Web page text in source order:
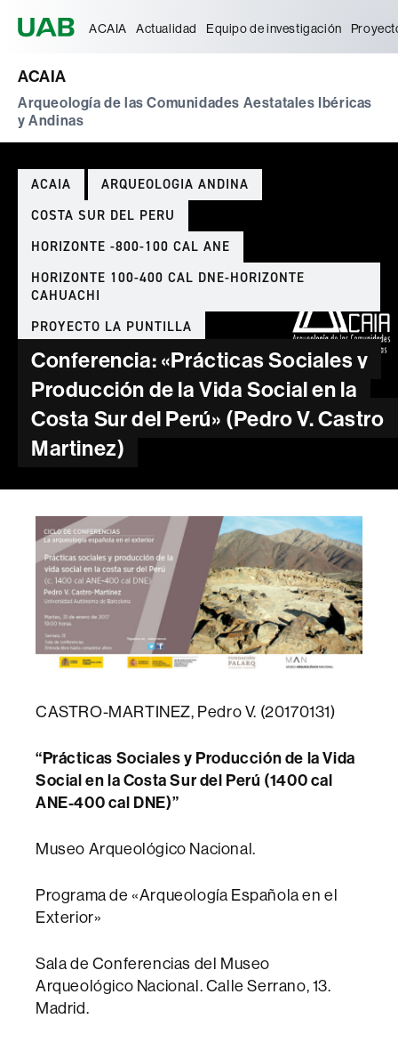
ACAIA Actualidad Equipo de investigación
ACAIA
Arqueología de las Comunidades Aestatales Ibéricas
y Andinas
Categorías
ACAIA
ARQUEOLOGIA ANDINA
COSTA SUR DEL PERU
HORIZONTE -800-100 CAL ANE
HORIZONTE 100-400 CAL DNE-HORIZONTE
CAHUACHI
PROYECTO LA PUNTILLA
Conferencia: «Prácticas Sociales y
Producción de la Vida Social en la
Costa Sur del Perú» (Pedro V. Castro
Martinez)
CASTRO-MARTINEZ, Pedro V. (20170131)
“Prácticas Sociales y Producción de la Vida
Social en la Costa Sur del Perú (1400 cal
ANE-400 cal DNE)”
Museo Arqueológico Nacional.
Programa de «Arqueología Española en el
Exterior»
Sala de Conferencias del Museo
Arqueológico Nacional. Calle Serrano, 13.
Madrid.